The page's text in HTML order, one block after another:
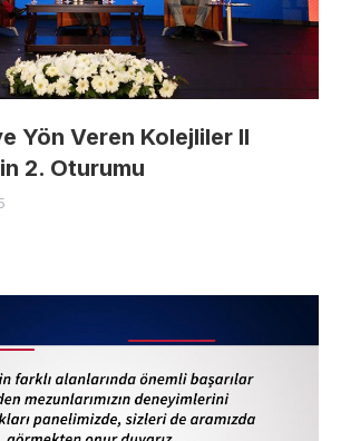
Yön Veren Kolejliler II
2. Oturumu